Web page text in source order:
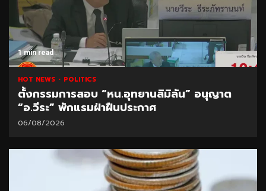
1 min read
HOT NEWS POLITICS
ตั้งกรรมการสอบ “หน.อุทยานสิมิลัน” อนุญาต
“อ.วีระ” พักแรมฝ่าฝืนประกาศ
06/08/2026